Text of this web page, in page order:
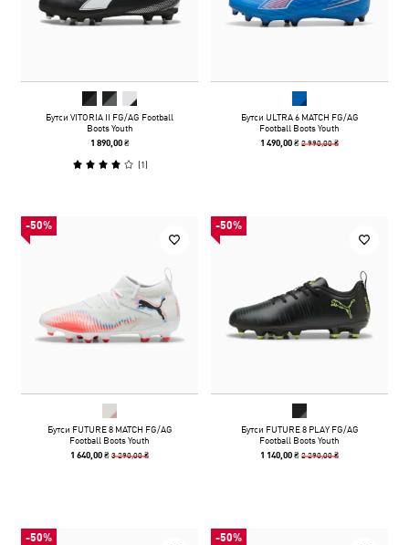
Бутси VITORIA II FG/AG Football
Boots Youth
1 890,00 ₴
(1)
Бутси ULTRA 6 MATCH FG/AG
Football Boots Youth
1 490,00 ₴2 990,00 ₴
-50%
Бутси FUTURE 8 MATCH FG/AG
Football Boots Youth
1 640,00 ₴3 290,00 ₴
-50%
Бутси FUTURE 8 PLAY FG/AG
Football Boots Youth
1 140,00 ₴2 290,00 ₴
-50% -50%